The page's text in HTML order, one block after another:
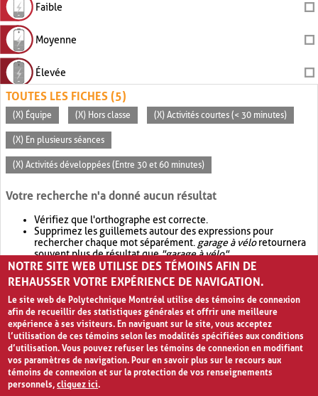
Faible
Moyenne
Élevée
TOUTES LES FICHES (5)
(X) Équipe (X) Hors classe (X) Activités courtes (< 30 minutes)
(X) En plusieurs séances
(X) Activités développées (Entre 30 et 60 minutes)
Votre recherche n'a donné aucun résultat
Vérifiez que l'orthographe est correcte.
Supprimez les guillemets autour des expressions pour
rechercher chaque mot séparément. garage à véloretournera
souvent plus de résultat que"garage à vélo".
Envisagez d'élargir votre recherche avec OR.garage OR vélo
retournera souvent plus de résultat quegarage à vélo
NOTRE SITE WEB UTILISE DES TÉMOINS AFIN DE
REHAUSSER VOTRE EXPÉRIENCE DE NAVIGATION.
Le site web de Polytechnique Montréal utilise des témoins de connexion
afin de recueillir des statistiques générales et offrir une meilleure
expérience à ses visiteurs. En naviguant sur le site, vous acceptez
l’utilisation de ces témoins selon les modalités spécifiées aux conditions
d’utilisation. Vous pouvez refuser les témoins de connexion en modifiant
vos paramètres de navigation. Pour en savoir plus sur le recours aux
témoins de connexion et sur la protection de vos renseignements
personnels,cliquez ici.